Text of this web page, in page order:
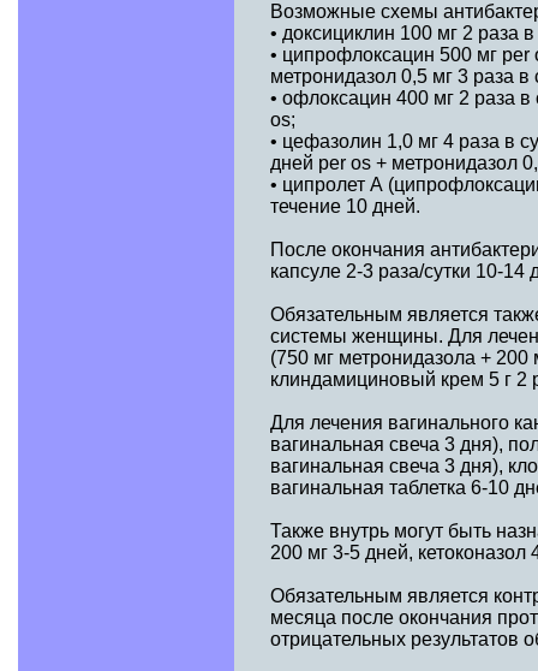
Возможные схемы
• доксициклин 100 мг 2 раза
• ципрофлоксацин 500 мг per
метронидазол 0,5 мг 3 раза в
• офлоксацин 400 мг 2 раза в
os;
• цефазолин 1,0 мг 4 раза в
дней per os + метронидазол
• ципролет А
течение 10 дней.
После окончания
капсуле 2-3 раза/сутки 10-14
Обязательным является
системы женщины. Для
(750 мг метронидазола + 200
клиндамициновый крем 5 г 2
Для лечения вагинального
вагинальная свеча 3 дня),
вагинальная свеча 3 дня),
вагинальная таблетка 6-10
Также внутрь могут быть
200 мг 3-5 дней, кетоконазол
Обязательным является
месяца после окончания
отрицательных